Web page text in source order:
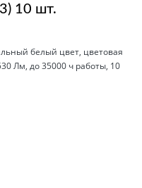
10 шт.
белый цвет, цветовая
Лм, до 35000 ч работы, 10